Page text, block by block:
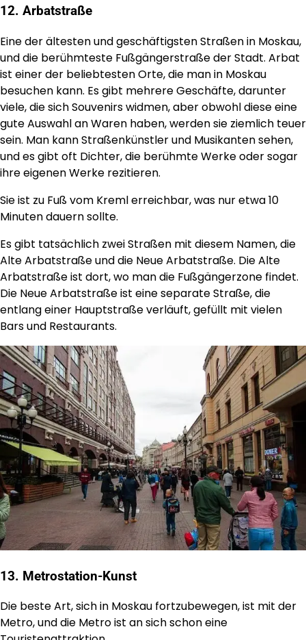
12. Arbatstraße
Eine der ältesten und geschäftigsten Straßen in Moskau,
und die berühmteste Fußgängerstraße der Stadt. Arbat
ist einer der beliebtesten Orte, die man in Moskau
besuchen kann. Es gibt mehrere Geschäfte, darunter
viele, die sich Souvenirs widmen, aber obwohl diese eine
gute Auswahl an Waren haben, werden sie ziemlich teuer
sein. Man kann Straßenkünstler und Musikanten sehen,
und es gibt oft Dichter, die berühmte Werke oder sogar
ihre eigenen Werke rezitieren.
Sie ist zu Fuß vom Kreml erreichbar, was nur etwa 10
Minuten dauern sollte.
Es gibt tatsächlich zwei Straßen mit diesem Namen, die
Alte Arbatstraße und die Neue Arbatstraße. Die Alte
Arbatstraße ist dort, wo man die Fußgängerzone findet.
Die Neue Arbatstraße ist eine separate Straße, die
entlang einer Hauptstraße verläuft, gefüllt mit vielen
Bars und Restaurants.
13. Metrostation-Kunst
Die beste Art, sich in Moskau fortzubewegen, ist mit der
Metro, und die Metro ist an sich schon eine